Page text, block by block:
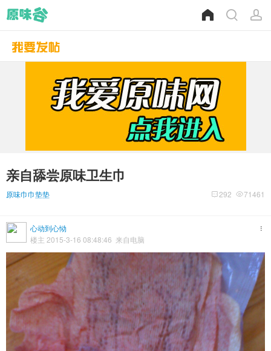
亲自舔尝原味卫生巾
原味巾巾垫垫 71461
292
心动到心恸
楼主 2015-3-16 08:48:46 来自电脑